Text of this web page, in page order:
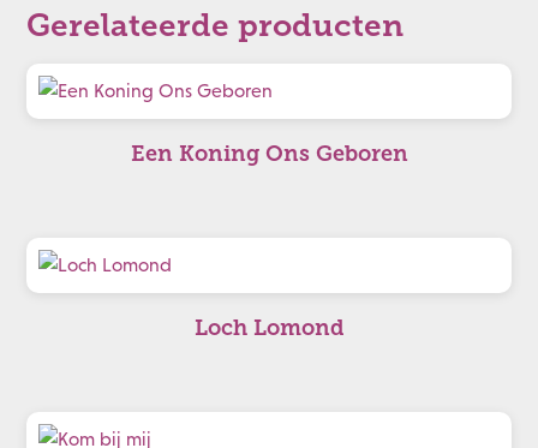
Gerelateerde producten
Een Koning Ons Geboren
Loch Lomond